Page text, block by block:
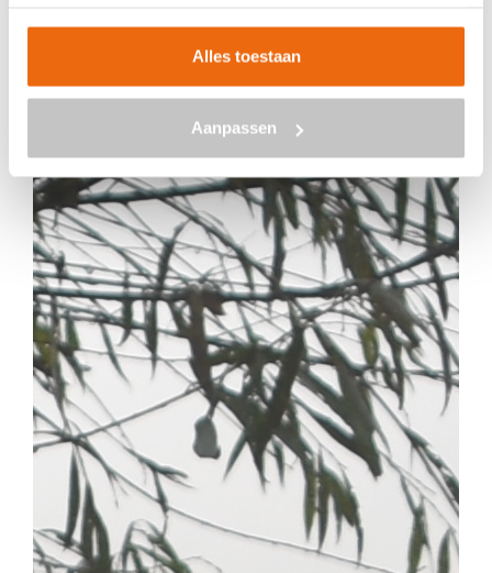
Alles toestaan
Aanpassen